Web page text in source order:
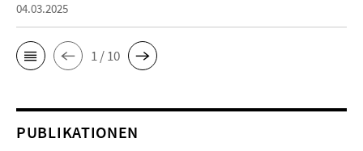
04.03.2025
1 / 10
PUBLIKATIONEN